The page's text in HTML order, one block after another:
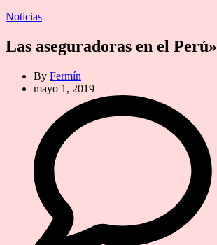
Categories
Noticias
Las aseguradoras en el Perú»
By Fermín
mayo 1, 2019